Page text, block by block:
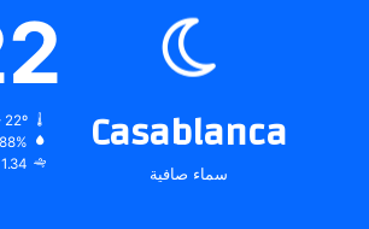
Casablanca
سماء صافية
28º - 22º
88%
1.34 كيلومتر/ساعة